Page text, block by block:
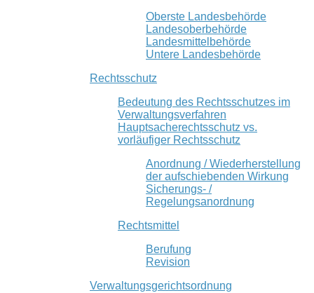
Oberste Landesbehörde
Landesoberbehörde
Landesmittelbehörde
Untere Landesbehörde
Rechtsschutz
Bedeutung des Rechtsschutzes im
Verwaltungsverfahren
Hauptsacherechtsschutz vs.
vorläufiger Rechtsschutz
Anordnung / Wiederherstellung
der aufschiebenden Wirkung
Sicherungs- /
Regelungsanordnung
Rechtsmittel
Berufung
Revision
Verwaltungsgerichtsordnung